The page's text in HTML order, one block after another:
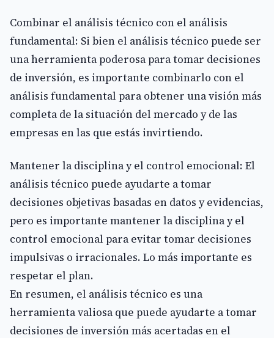
Combinar el análisis técnico con el análisis
fundamental: Si bien el análisis técnico puede ser
una herramienta poderosa para tomar decisiones
de inversión, es importante combinarlo con el
análisis fundamental para obtener una visión más
completa de la situación del mercado y de las
empresas en las que estás invirtiendo.
Mantener la disciplina y el control emocional: El
análisis técnico puede ayudarte a tomar
decisiones objetivas basadas en datos y evidencias,
pero es importante mantener la disciplina y el
control emocional para evitar tomar decisiones
impulsivas o irracionales. Lo más importante es
respetar el plan.
En resumen, el análisis técnico es una
herramienta valiosa que puede ayudarte a tomar
decisiones de inversión más acertadas en el